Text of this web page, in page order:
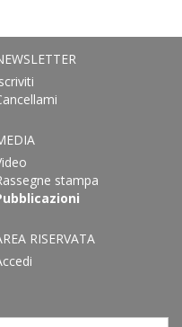
stampa
RISERVATA